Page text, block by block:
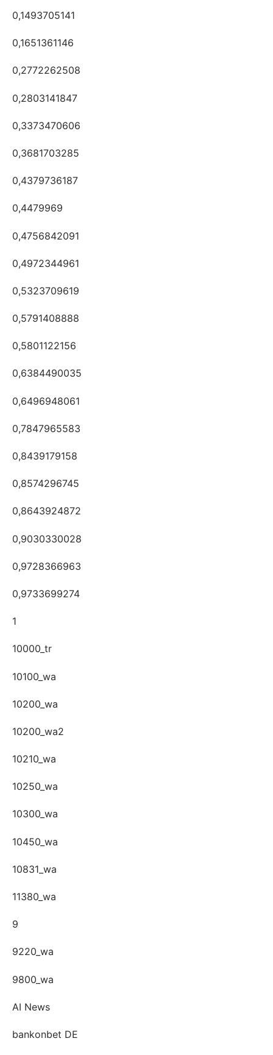
0,1493705141
0,1651361146
0,2772262508
0,2803141847
0,3373470606
0,3681703285
0,4379736187
0,4479969
0,4756842091
0,4972344961
0,5323709619
0,5791408888
0,5801122156
0,6384490035
0,6496948061
0,7847965583
0,8439179158
0,8574296745
0,8643924872
0,9030330028
0,9728366963
0,9733699274
1
10000_tr
10100_wa
10200_wa
10200_wa2
10210_wa
10250_wa
10300_wa
10450_wa
10831_wa
11380_wa
9
9220_wa
9800_wa
AI News
bankonbet DE